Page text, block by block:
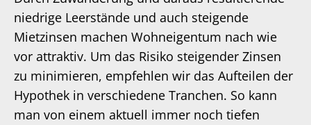
niedrige Leerstände und auch steigende
Mietzinsen machen Wohneigentum nach wie
vor attraktiv. Um das Risiko steigender Zinsen
zu minimieren, empfehlen wir das Aufteilen der
Hypothek in verschiedene Tranchen. So kann
man von einem aktuell immer noch tiefen